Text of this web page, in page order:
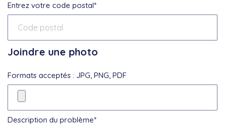
Entrez votre code postal*
Joindre une photo
Formats acceptés : JPG, PNG, PDF
Description du problème*